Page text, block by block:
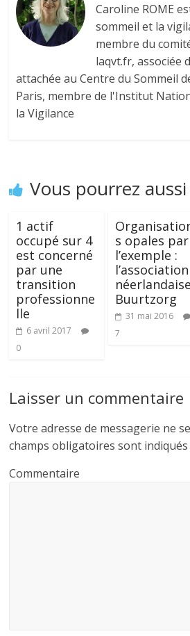
Caroline ROME
sommeil et la
membre du
laqvt.fr, associée
attachée au Centre du Sommeil
Paris, membre de l'Institut
la Vigilance
Vous pourrez
1 actif
occupé sur 4
est concerné
par une
transition
professionne
lle
6 avril 2017
0
s opales par
l’exemple :
l’association
néerlandaise
Buurtzorg
31 mai 2016
7
Laisser un commentaire
Votre adresse de messagerie ne
champs obligatoires sont
Commentaire